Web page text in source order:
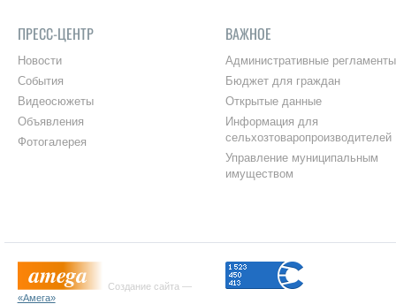
ПРЕСС-ЦЕНТР
Новости
События
Видеосюжеты
Объявления
Фотогалерея
ВАЖНОЕ
Административные регламенты
Бюджет для граждан
Открытые данные
Информация для
сельхозтоваропроизводителей
Управление муниципальным
имуществом
Создание сайта —
«Амега»